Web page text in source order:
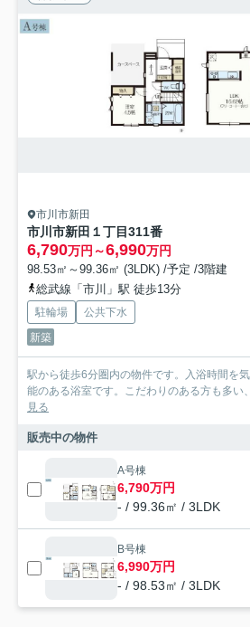
市川市新田
市川市新田１丁目311番
6,790万円～6,990万円
98.53㎡～99.36㎡ (3LDK) /予定 /3階建
総武線「市川」駅 徒歩13分
駐輪場
公共下水
新築
駅から徒歩6分圏内の物件です。入浴時間を
能のある浴室です。こだわりのある方も多い
見る
販売中の物件
A号棟
6,790万円
- / 99.36㎡ / 3LDK
B号棟
6,990万円
- / 98.53㎡ / 3LDK